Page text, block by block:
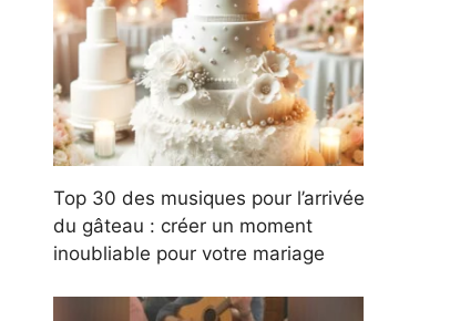
Top 30 des musiques pour l’arrivée
du gâteau : créer un moment
inoubliable pour votre mariage